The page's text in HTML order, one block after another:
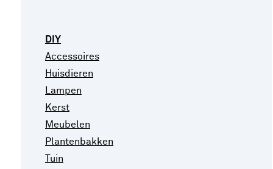
DIY
Accessoires
Huisdieren
Lampen
Kerst
Meubelen
Plantenbakken
Tuin